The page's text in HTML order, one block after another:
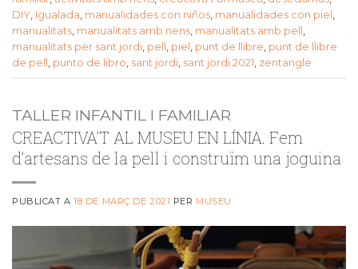
DIY, Igualada, manualidades con niños, manualidades con piel ,
manualitats, manualitats amb nens, manualitats amb pell ,
manualitats per sant jordi, pell , piel , punt de llibre, punt de llibre
de pell , punto de libro, sant jordi, sant jordi 2021, zentangle
TALLER INFANTIL I FAMILIAR
CREACTIVA’T AL MUSEU EN LÍNIA. Fem
d’artesans de la pell i construïm una joguina
PUBLICAT A18 DE MARÇ DE 2021 PER MUSEU